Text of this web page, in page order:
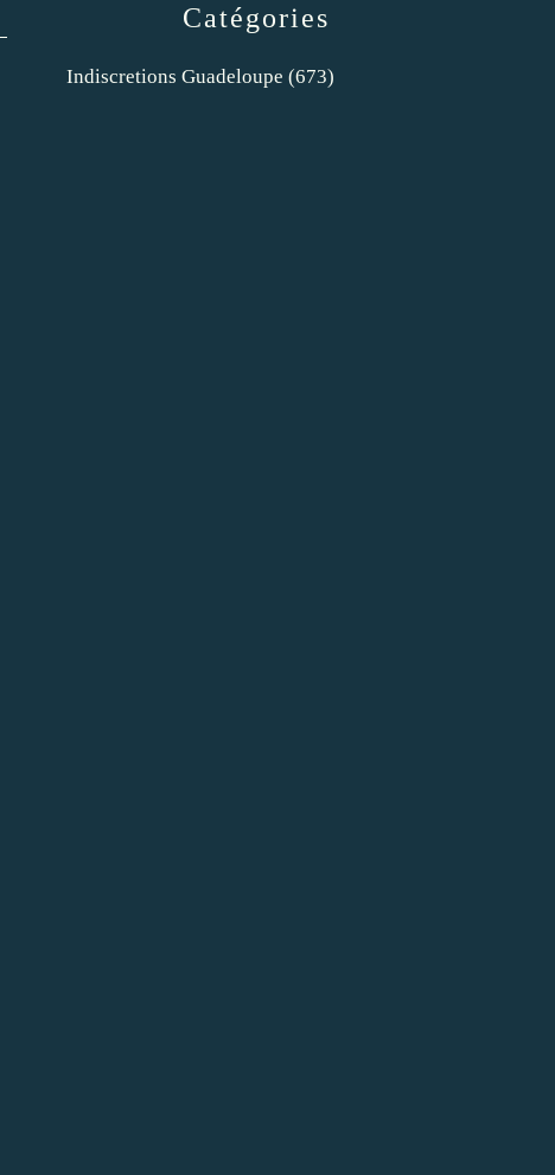
Catégories
Indiscretions Guadeloupe (673)